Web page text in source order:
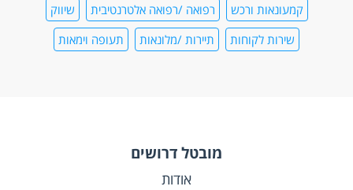
קמעונאות ורכש
רפואה /רפואה אלטרנטיבית
שיווק
שירות לקוחות
תיירות /מלונאות תעופה וימאות
מובטל דרושים
אודות